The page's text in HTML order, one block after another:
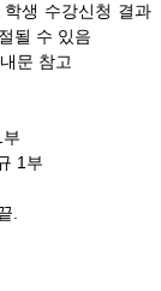
생 수강신청 결과
될 수 있음
문 참고
1부
.